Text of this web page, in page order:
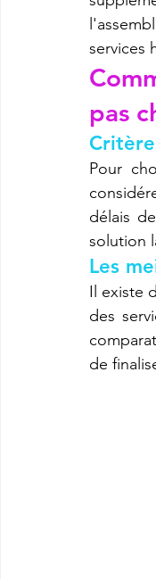
services
pas
Pour
délais
solution
Les
Il existe
des
de